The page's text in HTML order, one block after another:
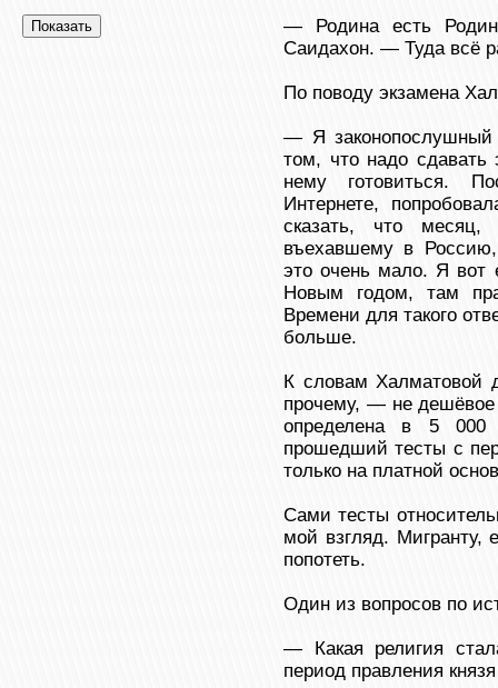
— Родина есть
Саидахон. — Туда всё
По поводу экзамена
— Я законопослушный
том, что надо сдавать
нему готовиться.
Интернете,
сказать, что месяц,
въехавшему в
это очень мало. Я вот
Новым годом, там
Времени для такого
больше.
К словам Халматовой
прочему, — не дешёвое
определена в 5 000
прошедший тесты с
только на платной
Сами тесты
мой взгляд. Мигранту,
попотеть.
Один из вопросов по
— Какая религия
период правления